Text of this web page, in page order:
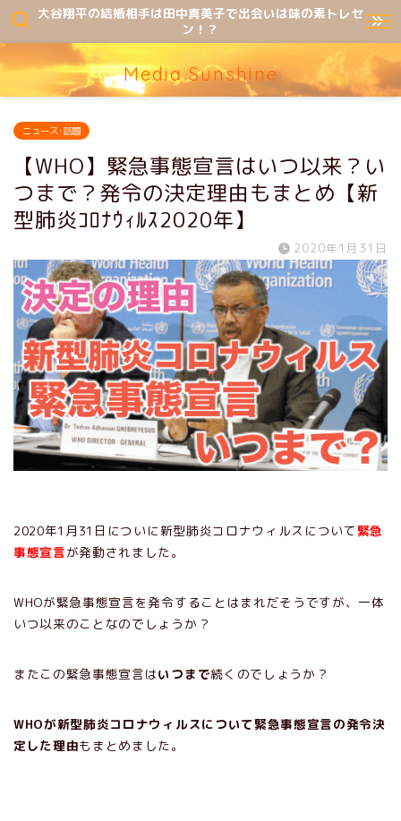
大谷翔平の結婚相手は田中真美子で出会いは味の素トレセ
ン！？
Media Sunshine
ニュース･話題
【WHO】緊急事態宣言はいつ以来？い
つまで？発令の決定理由もまとめ【新
型肺炎ｺﾛﾅｳｨﾙｽ2020年】
2020年1月31日
2020年1月31日についに新型肺炎コロナウィルスについて緊急
事態宣言が発動されました。
WHOが緊急事態宣言を発令することはまれだそうですが、一体
いつ以来のことなのでしょうか？
またこの緊急事態宣言はいつまで続くのでしょうか？
WHOが新型肺炎コロナウィルスについて緊急事態宣言の発令決
定した理由もまとめました。